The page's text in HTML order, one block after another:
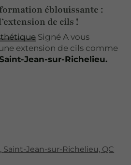
Saint-Jean-sur-Richelieu, QC
éblouissante :
de cils !
Signé A vous
extension de cils comme
Jean-sur-Richelieu.